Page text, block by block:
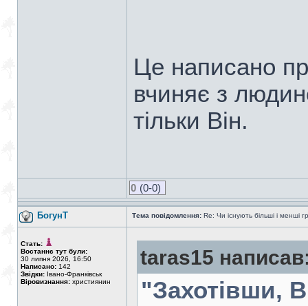
Це написано
вчиняє з
тільки Він.
0 (0-0)
БогунТ Тема повідомлення: Re: Чи існують більші і менші
Стать:
Востаннє тут були:
30 липня 2026, 16:50
Написано: 142
Звідки: Івано-Франківськ
Віровизнання: християнин
taras15
"Захотівши,